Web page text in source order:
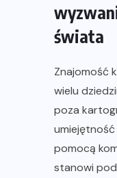
świata
Znajomość
wielu
poza
pomocą
stanowi